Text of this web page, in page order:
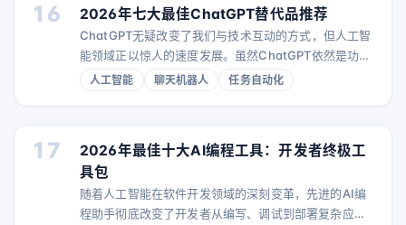
济实惠的建站方案，还是开发者想提高效率，这里都有
你的答案。 2026年6大最佳建站工具一览 建站工具 适
16 2026年七大最佳ChatGPT替代品推荐
ChatGPT无疑改变了我们与技术互动的方式，但人工智
能领域正以惊人的速度发展。虽然ChatGPT依然是功能
强大且多用途的工具，越来越多用户在2026年开始寻找
具备专业特色、更具竞争力价格或不同AI交互方式的最
有一款替代品更适合你的具体需求。 本文将详细评测
2026年七大最佳ChatGPT替代品
人工智能 聊天机器人 任务自动化
17
2026年最佳十大AI编程工具：开发者终极工
具包
随着人工智能在软件开发领域的深刻变革，先进的AI编
程助手彻底改变了开发者从编写、调试到部署复杂应用